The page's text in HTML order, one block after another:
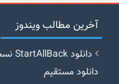
آخرین مطالب ویندوز
دانلود مستقیم